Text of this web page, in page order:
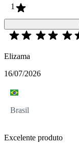
1
Elizama
16/07/2026
Brasil
Excelente produto